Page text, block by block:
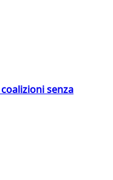
senza